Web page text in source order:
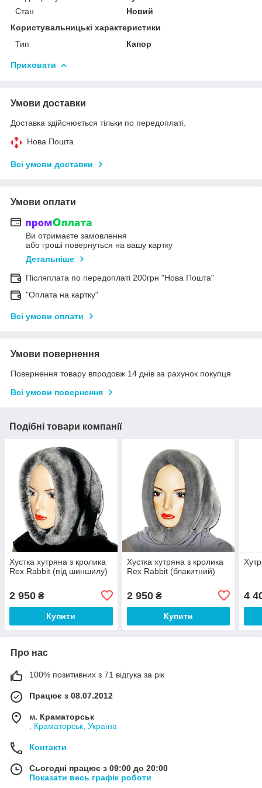
Стан
Новий
Користувальницькі характеристики
Тип
Капор
Приховати
Умови доставки
Доставка здійснюється тільки по передоплаті.
Нова Пошта
Всі умови доставки
Умови оплати
Ви отримаєте замовлення
або гроші повернуться на вашу картку
Детальніше
Післяплата по передоплаті 200грн "Нова Пошта"
"Оплата на картку"
Всі умови оплати
Умови повернення
Повернення товару впродовж 14 днів за рахунок покупця
Всі умови повернення
Подібні товари компанії
Хустка хутряна з кролика
Rex Rabbit (під шиншилу)
2 950 ₴
Купити
Хустка хутряна з кролика
Rex Rabbit (блакитний)
2 950₴
Купити
4
Про нас
100% позитивних з 71 відгука за рік
Працює з 08.07.2012
м. Краматорськ
, Краматорськ, Україна
Контакти
Сьогодні працює з 09:00 до 20:00
Показати весь графік роботи